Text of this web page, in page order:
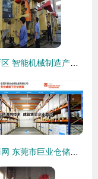
南昌高新区 智能机械制造产业迅猛崛起，引领机械设备研发新浪潮
探访东商网 东莞市巨业仓储设备有限公司机械设备研发的革新之路